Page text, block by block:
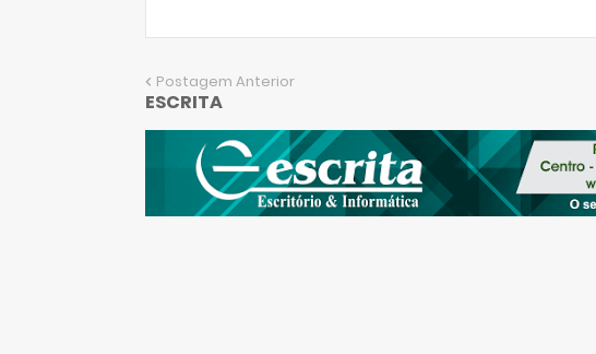
Postagem Anterior
ESCRITA